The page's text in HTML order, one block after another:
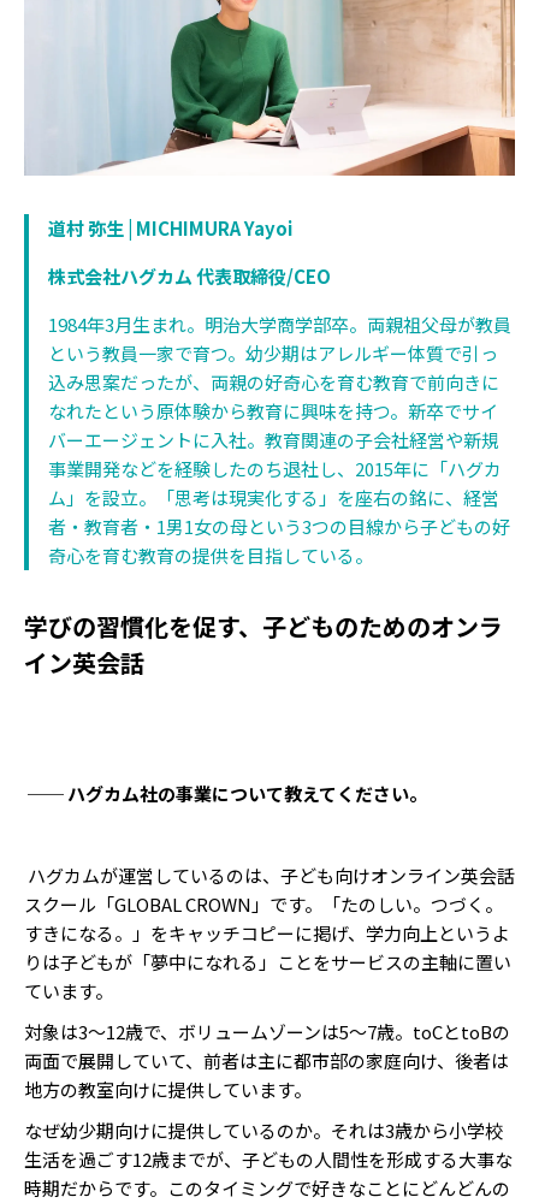
道村 弥生 | MICHIMURA Yayoi
株式会社ハグカム 代表取締役/CEO
1984年3月生まれ。明治大学商学部卒。両親祖父母が教員
という教員一家で育つ。幼少期はアレルギー体質で引っ
込み思案だったが、両親の好奇心を育む教育で前向きに
なれたという原体験から教育に興味を持つ。新卒でサイ
バーエージェントに入社。教育関連の子会社経営や新規
事業開発などを経験したのち退社し、2015年に「ハグカ
ム」を設立。「思考は現実化する」を座右の銘に、経営
者・教育者・1男1女の母という3つの目線から子どもの好
奇心を育む教育の提供を目指している。
学びの習慣化を促す、子どものためのオンラ
イン英会話
── ハグカム社の事業について教えてください。
ハグカムが運営しているのは、子ども向けオンライン英会話
スクール「GLOBAL CROWN」です。「たのしい。つづく。
すきになる。」をキャッチコピーに掲げ、学力向上というよ
りは子どもが「夢中になれる」ことをサービスの主軸に置い
ています。
対象は3〜12歳で、ボリュームゾーンは5〜7歳。toCとtoBの
両面で展開していて、前者は主に都市部の家庭向け、後者は
地方の教室向けに提供しています。
なぜ幼少期向けに提供しているのか。それは3歳から小学校
生活を過ごす12歳までが、子どもの人間性を形成する大事な
時期だからです。このタイミングで好きなことにどんどんの